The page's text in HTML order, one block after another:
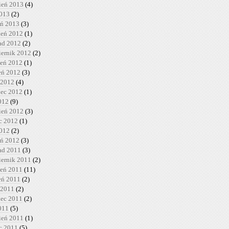
2013 (4)
(2)
2013 (3)
2012 (1)
2012 (2)
2012 (2)
2012 (1)
2012 (3)
(4)
2012 (1)
(9)
2012 (3)
2012 (1)
(2)
2012 (3)
2011 (3)
2011 (2)
2011 (11)
2011 (2)
(2)
2011 (2)
(5)
2011 (1)